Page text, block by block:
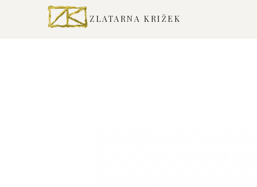
ZLATARNA KRIŽEK